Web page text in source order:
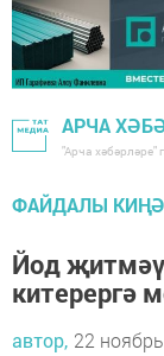
АРЧА
"Арча хәбәрләре"
ФАЙДАЛЫ
Йод җитмәү
китерергә
автор, 22